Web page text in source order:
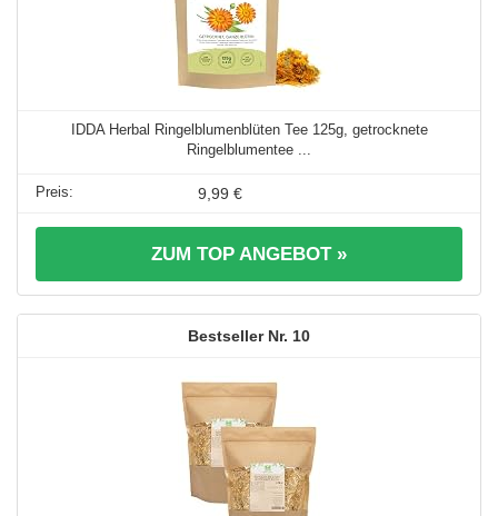
IDDA Herbal Ringelblumenblüten Tee 125g, getrocknete
Ringelblumentee ...
9,99 €
ZUM TOP ANGEBOT »
10